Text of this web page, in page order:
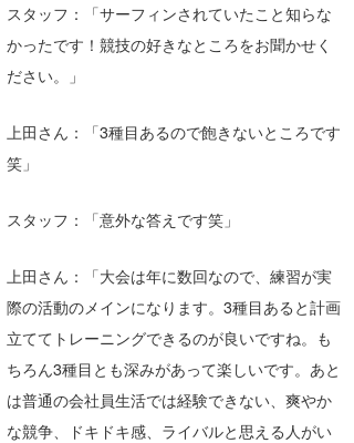
スタッフ：「サーフィンされていたこと知らな
かったです！競技の好きなところをお聞かせく
ださい。」
上田さん：「3種目あるので飽きないところです
笑」
スタッフ：「意外な答えです笑」
上田さん：「大会は年に数回なので、練習が実
際の活動のメインになります。3種目あると計画
立ててトレーニングできるのが良いですね。も
ちろん3種目とも深みがあって楽しいです。あと
は普通の会社員生活では経験できない、爽やか
な競争、ドキドキ感、ライバルと思える人がい
OYZ
たっちー
ハンマー
まっきー
三輪予報士